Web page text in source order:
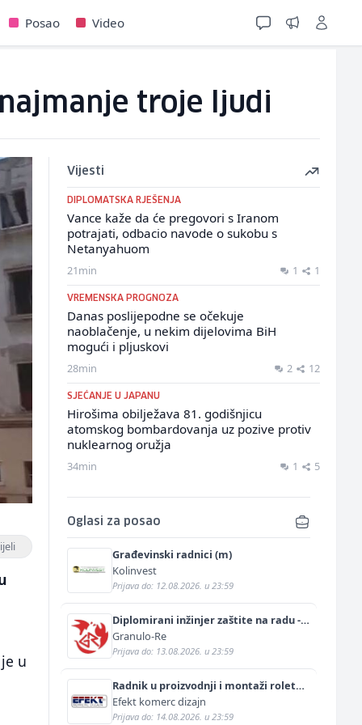
Posao Video
troje ljudi
u
Vijesti
DIPLOMATSKA RJEŠENJA
Vance kaže da će pregovori s Iranom
potrajati, odbacio navode o sukobu s
Netanyahuom
21min 1 1
VREMENSKA PROGNOZA
Danas poslijepodne se očekuje
naoblačenje, u nekim dijelovima BiH
mogući i pljuskovi
28min 2 12
SJEĆANJE U JAPANU
Hirošima obilježava 81. godišnjicu
atomskog bombardovanja uz pozive protiv
nuklearnog oružja
34min 1 5
Oglasi za posao
Građevinski radnici (m)
Kolinvest
Prijava do: 12.08.2026. u 23:59
Diplomirani inžinjer zaštite na radu -
Bachelor inžinjer sigurnosti i pomoći
(m/ž)
Granulo-Re
Prijava do: 13.08.2026. u 23:59
Radnik u proizvodnji i montaži roletni
(m)
Efekt komerc dizajn
Prijava do: 14.08.2026. u 23:59